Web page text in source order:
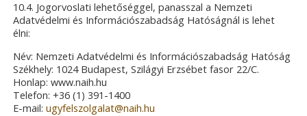
10.4. Jogorvoslati lehetőséggel, panasszal a Nemzeti
Adatvédelmi és Információszabadság Hatóságnál is lehet
élni:
Név: Nemzeti Adatvédelmi és Információszabadság Hatóság
Székhely: 1024 Budapest, Szilágyi Erzsébet fasor 22/C.
Honlap: www.naih.hu
Telefon: +36 (1) 391-1400
E-mail:ugyfelszolgalat@naih.hu